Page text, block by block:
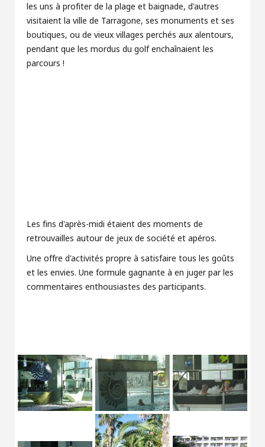
les uns à profiter de la plage et baignade, d'autres
visitaient la ville de Tarragone, ses monuments et ses
boutiques, ou de vieux villages perchés aux alentours,
pendant que les mordus du golf enchaînaient les
parcours !
Les fins d'après-midi étaient des moments de
retrouvailles autour de jeux de société et apéros.
Une offre d'activités propre à satisfaire tous les goûts
et les envies. Une formule gagnante à en juger par les
commentaires enthousiastes des participants.